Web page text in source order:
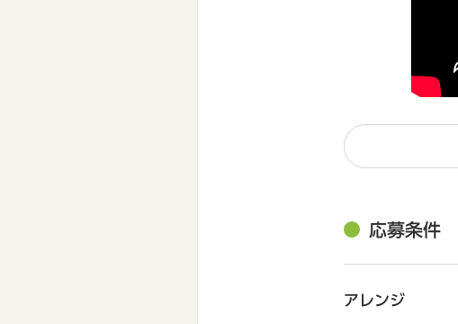
応募条件
アレンジ